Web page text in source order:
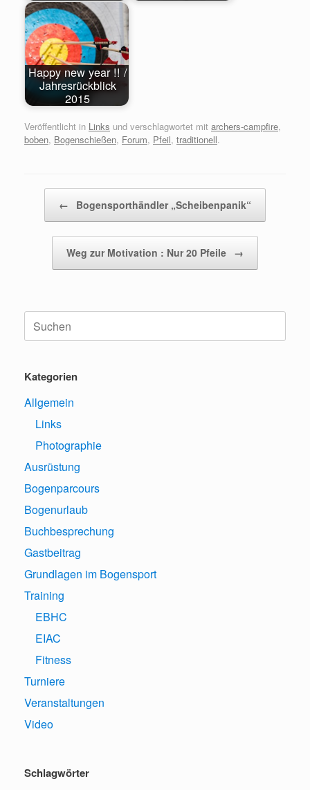
Happy new year !! /
Jahresrückblick
2015
Veröffentlicht in Links und verschlagwortet mit archers-campfire,
boben, Bogenschießen, Forum, Pfeil, traditionell.
← Bogensporthändler „Scheibenpanik“
Weg zur Motivation : Nur 20 Pfeile →
Suche
nach:
Kategorien
Allgemein
Links
Photographie
Ausrüstung
Bogenparcours
Bogenurlaub
Buchbesprechung
Gastbeitrag
Grundlagen im Bogensport
Training
EBHC
EIAC
Fitness
Turniere
Veranstaltungen
Video
Schlagwörter